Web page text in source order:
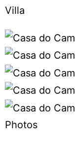
Villa
Photos